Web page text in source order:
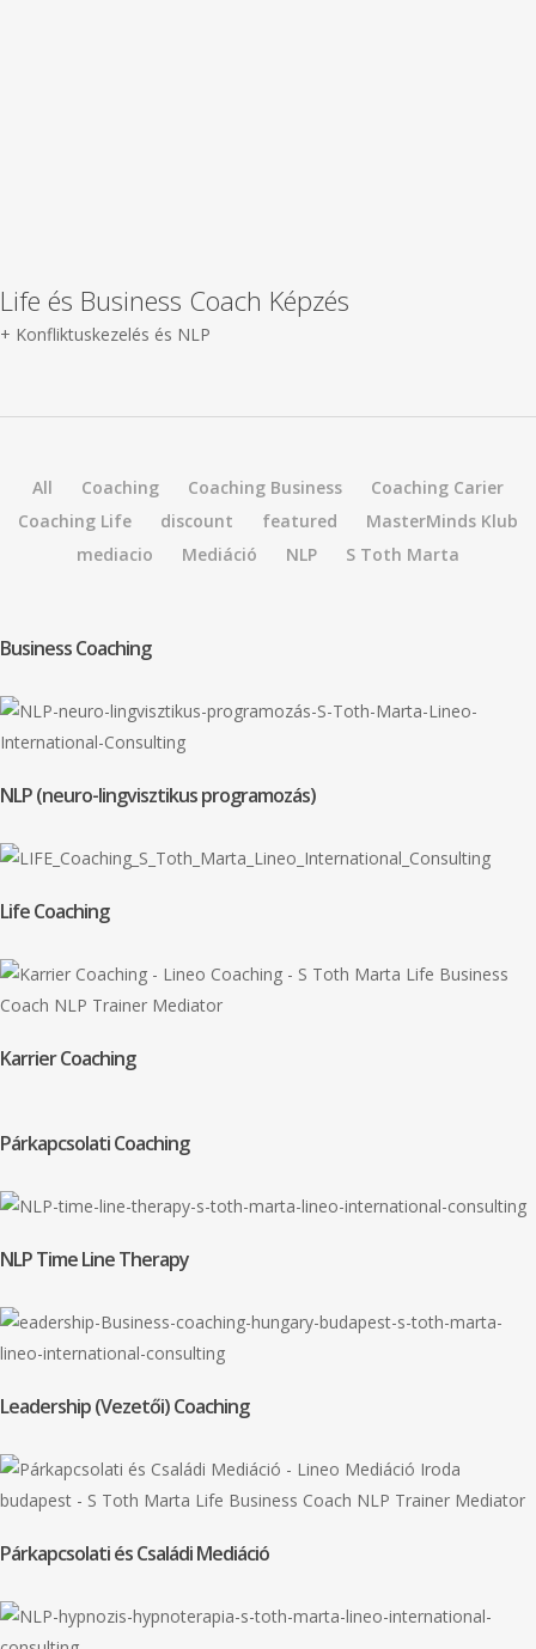
Life és Business Coach Képzés
+ Konfliktuskezelés és NLP
All Coaching Coaching Business
Coaching Carier
Coaching Life
discount featured
MasterMinds Klub
mediacio
Mediáció NLP S Toth Marta
Business Coaching
NLP (neuro-lingvisztikus programozás)
Life Coaching
Karrier Coaching
Párkapcsolati Coaching
NLP Time Line Therapy
Leadership (Vezetői) Coaching
Párkapcsolati és Családi Mediáció